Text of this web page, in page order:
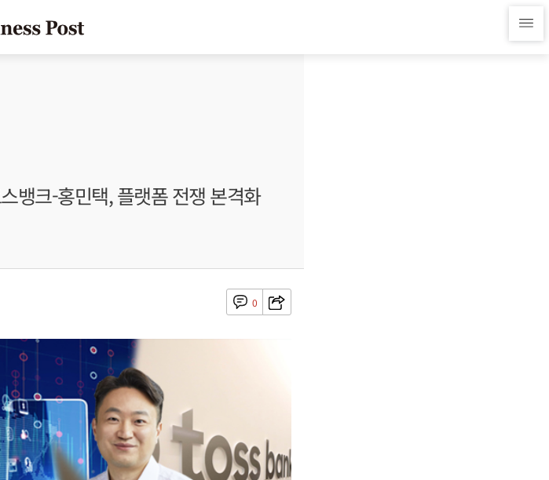
뱅크-홍민택, 플랫폼 전쟁 본격화
0